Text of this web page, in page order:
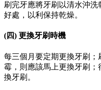
刷完牙應將牙刷以清水沖
好處，以利保持乾燥。
(四) 更換牙刷時機
每三個月要定期更換牙刷
霉，則應該馬上更換牙刷
換牙刷。